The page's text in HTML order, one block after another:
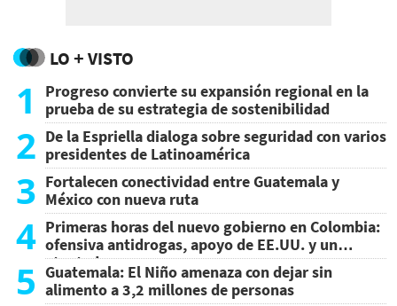
LO + VISTO
1
Progreso convierte su expansión regional en la
prueba de su estrategia de sostenibilidad
2 De la Espriella dialoga sobre seguridad con varios
presidentes de Latinoamérica
3 Fortalecen conectividad entre Guatemala y
México con nueva ruta
4 Primeras horas del nuevo gobierno en Colombia:
ofensiva antidrogas, apoyo de EE.UU. y un
atentado
5 Guatemala: El Niño amenaza con dejar sin
alimento a 3,2 millones de personas